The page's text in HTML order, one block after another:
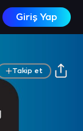
Giriş Yap
Takip et